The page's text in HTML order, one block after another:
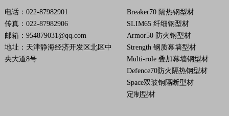
电话：022-87982901
传真：022-87982906
邮箱： 954879031@qq.com
地址：天津静海经济开发区北区中
央大道8号
Breaker70 隔热钢型材
SLIM65 纤细钢型材
Armor50 防火钢型材
Strength 钢质幕墙型材
Multi-role 叠加幕墙钢型材
Defence70防火隔热钢型材
Space双玻钢隔断型材
定制型材